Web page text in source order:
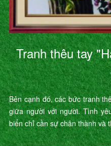
Tranh thêu tay
Bên cạnh đó, các bức tranh
giữa người với người. Tình
biển chỉ cần sự chân thành và